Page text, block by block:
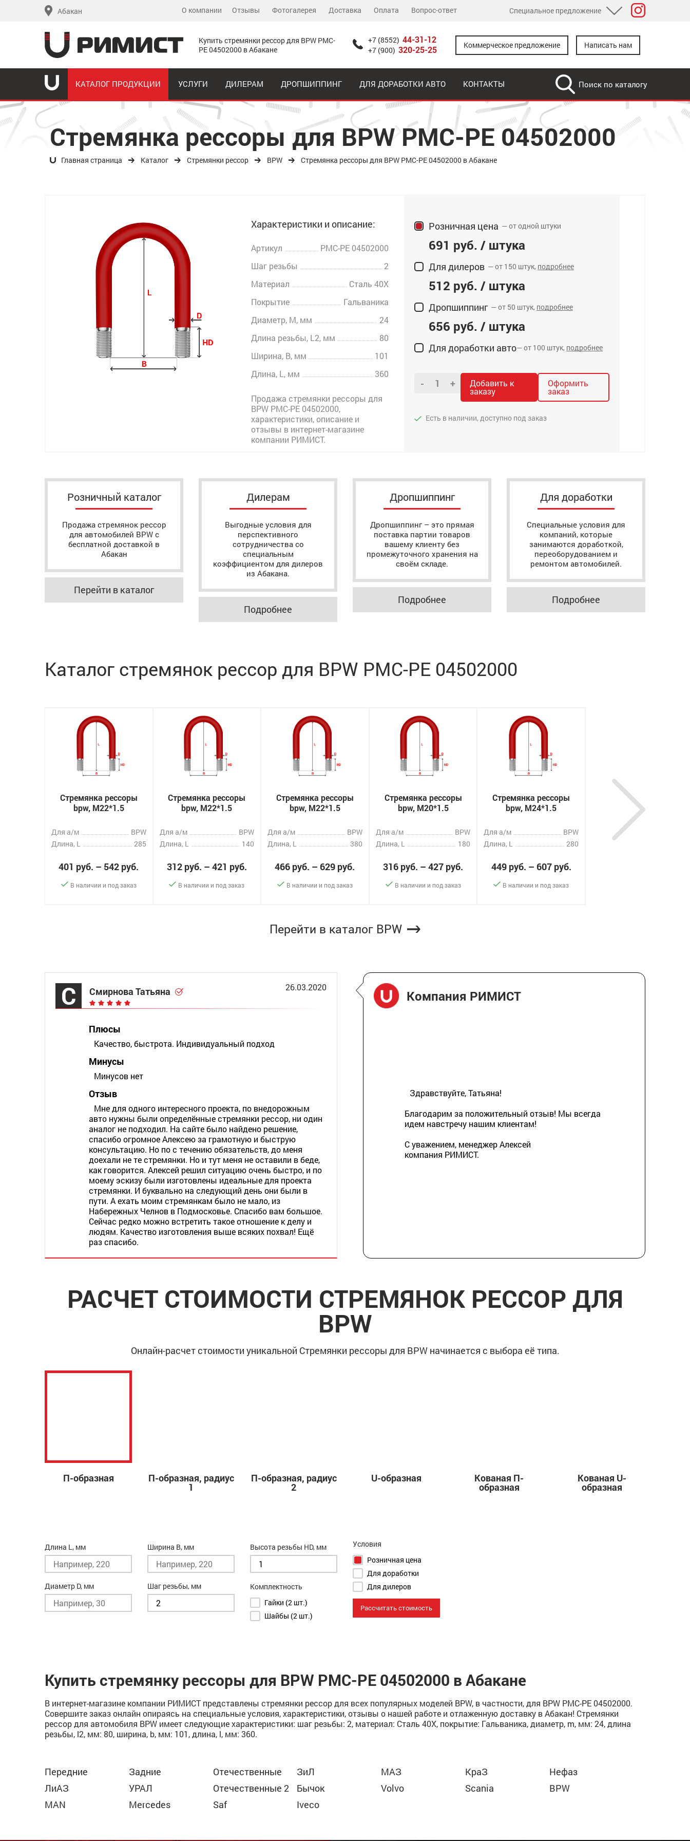
Абакан О компании Отзывы Фотогалерея Доставка Оплата Вопрос-ответ Специальное предложение
Розничный каталог
Дилерам
Дропшипинг
Для доработки
Купить стремянки рессор для BPW РМС-
PE 04502000 в Абакане
+7 (8552) 44-31-12
+7 (900) 320-25-25 Коммерческое предложение Написать нам
КАТАЛОГ ПРОДУКЦИИ УСЛУГИ ДИЛЕРАМ ДРОПШИППИНГ ДЛЯ ДОРАБОТКИ АВТО КОНТАКТЫ
Стремянка рессоры для BPW РМС-PE 04502000
Главная страница Каталог Стремянки рессор BPW Стремянка рессоры для BPW РМС-PE 04502000 в Абакане
Характеристики и описание:
Артикул
РМС-PE 04502000
Шаг резьбы
2
Материал
Сталь 40Х
Покрытие
Гальваника
Диаметр, M, мм
24
Длина резьбы, L2, мм
80
Ширина, B, мм
101
Длина, L, мм
360
Продажа стремянки рессоры для
BPW РМС-PE 04502000,
характеристики, описание и
отзывы в интернет-магазине
компании РИМИСТ.
Розничная цена — от одной штуки
691 руб. / штука
Для дилеров — от 150 штук, подробнее
512 руб. / штука
Дропшиппинг— от 50 штук, подробнее
656 руб. / штука
Для доработки авто— от 100 штук, подробнее
- + Добавить к
заказу
Оформить
заказ
Есть в наличии, доступно под заказ
Розничный каталог
Продажа стремянок рессор
для автомобилей BPW с
бесплатной доставкой в
Абакан
Перейти в каталог
Дилерам
Выгодные условия для
перспективного
сотрудничества со
специальным
коэффициентом для дилеров
из Абакана.
Подробнее
Дропшиппинг
Дропшиппинг – это прямая
поставка партии товаров
вашему клиенту без
промежуточного хранения на
своём складе.
Подробнее
Для доработки
Специальные условия для
компаний, которые
занимаются доработкой,
переоборудованием и
ремонтом автомобилей.
Подробнее
Каталог стремянок рессор для BPW РМС-PE 04502000
Стремянка рессоры
bpw, M22*1.5
Для а/м
BPW
Длина, L
285
401 руб. – 542 руб.
В наличии и под заказ
Стремянка рессоры
bpw, M22*1.5
Для а/м
BPW
Длина, L
140
312 руб. – 421 руб.
В наличии и под заказ
Стремянка рессоры
bpw, M22*1.5
Для а/м
BPW
Длина, L
380
466 руб. – 629 руб.
В наличии и под заказ
Стремянка рессоры
bpw, M20*1.5
Для а/м
BPW
Длина, L
180
316 руб. – 427 руб.
В наличии и под заказ
Стремянка рессоры
bpw, M24*1.5
Для а/м
BPW
Длина, L
280
449 руб. – 607 руб.
В наличии и под заказ
Стремянка рессоры
bpw, M24*2
Для а/м
Перейти в каталог BPW
С Смирнова Татьяна 26.03.2020
Плюсы
Качество, быстрота. Индивидуальный подход
Минусы
Минусов нет
Отзыв
Мне для одного интересного проекта, по внедорожным
авто нужны были определённые стремянки рессор, ни один
аналог не подходил. На сайте было найдено решение,
спасибо огромное Алексею за грамотную и быструю
консультацию. Но по с течению обязательств, до меня
доехали не те стремянки. Но и тут меня не оставили в беде,
как говорится. Алексей решил ситуацию очень быстро, и по
моему эскизу были изготовлены идеальные для проекта
стремянки. И буквально на следующий день они были в
пути. А ехать моим стремянкам было не мало, из
Набережных Челнов в Подмосковье. Спасибо вам большое.
Сейчас редко можно встретить такое отношение к делу и
людям. Качество изготовления выше всяких похвал! Ещё
раз спасибо.
Компания РИМИСТ
Здравствуйте, Татьяна!
Благодарим за положительный отзыв! Мы всегда
идем навстречу нашим клиентам!
С уважением, менеджер Алексей
компания РИМИСТ.
РАСЧЕТ СТОИМОСТИ СТРЕМЯНОК РЕССОР ДЛЯ
BPW
Онлайн-расчет стоимости уникальной Стремянки рессоры для BPW начинается с выбора её типа.
П-образная П-образная, радиус
1
П-образная, радиус
2
U-образная Кованая П-
образная
Кованая U-
образная
Длина L, мм
Диаметр D, мм
Ширина B, мм
Шаг резьбы, мм
Высота резьбы HD, мм
Комплектность
Гайки (2 шт.)
Шайбы (2 шт.)
Условия
Розничная цена
Для доработки
Для дилеров
Рассчитать стоимость
Купить стремянку рессоры для BPW РМС-PE 04502000 в Абакане
В интернет-магазине компании РИМИСТ представлены стремянки рессор для всех популярных моделей BPW, в частности, для BPW РМС-PE 04502000.
Совершите заказ онлайн опираясь на специальные условия, характеристики, отзывы о нашей работе и отлаженную доставку в Абакан! Стремянки
рессор для автомобиля BPW имеет следующие характеристики: шаг резьбы: 2, материал: Сталь 40Х, покрытие: Гальваника, диаметр, m, мм: 24, длина
резьбы, l2, мм: 80, ширина, b, мм: 101, длина, l, мм: 360.
Передние Задние Отечественные ЗиЛ МАЗ КраЗ
Нефаз
ЛиАЗ
УРАЛ Отечественные 2 Бычок Volvo Scania
BPW
MAN
Mercedes Saf Iveco